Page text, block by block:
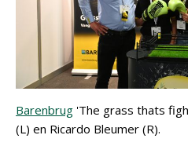
Barenbrug 'The grass thats
(L) en Ricardo Bleumer (R).